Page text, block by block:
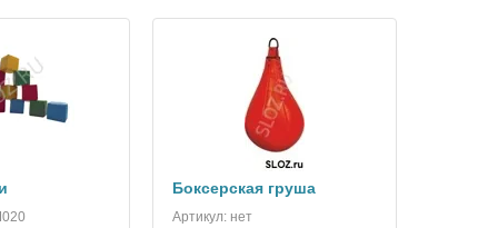
Боксерская груша
Артикул: нет